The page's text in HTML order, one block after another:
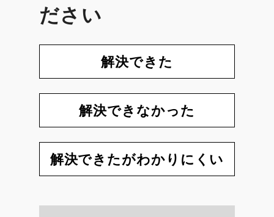
ださい
解決できた
解決できなかった
解決できたがわかりにくい